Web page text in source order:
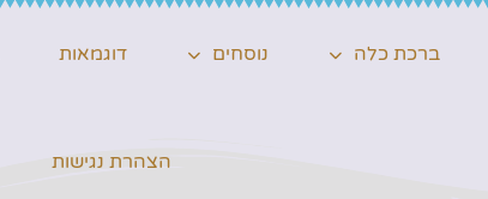
ברכת כלה נוסחים דוגמאות
הצהרת נגישות